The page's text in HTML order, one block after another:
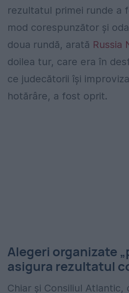
rezultatul primei runde a
mod corespunzător și
doua rundă, arată Russia
doilea tur, care era în
ce judecătorii își
hotărâre, a fost oprit.
Alegeri organizate
asigura rezultatul
Chiar și Consiliul